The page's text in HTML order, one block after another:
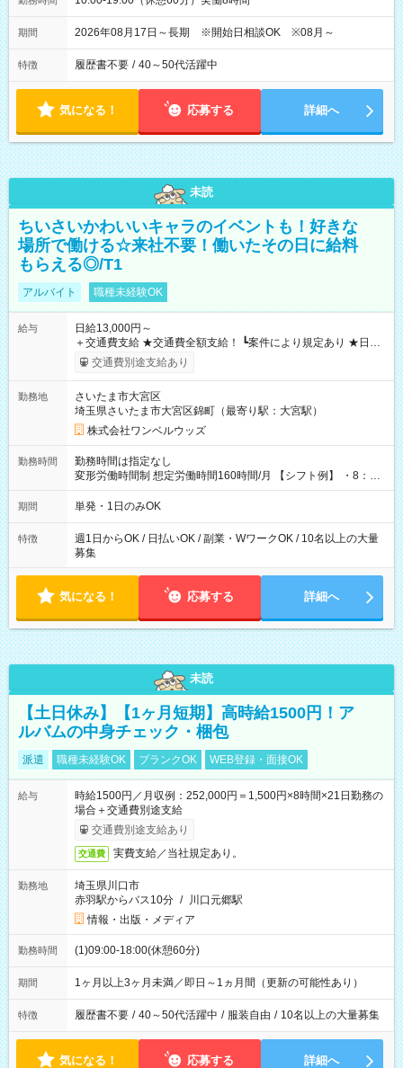
期間 2026年08月17日～長期 ※開始日相談OK ※08月～
特徴 履歴書不要 / 40～50代活躍中
気になる！ 応募する 詳細へ
未読
ちいさいかわいいキャラのイベントも！好きな
場所で働ける☆来社不要！働いたその日に給料
もらえる◎/T1
アルバイト 職種未経験OK
給与
日給13,000円～
＋交通費支給 ★交通費全額支給！ ┗案件により規定あり ★日払
いOK！（規定あり） ┗働いたその日に現金GET♪ お仕事後はコ
ンビニATMから 日払い分を引き落とせます！ 【試用期間】試
交通費別途支給あり
勤務地
さいたま市大宮区
埼玉県さいたま市大宮区錦町（最寄り駅：大宮駅）
株式会社ワンベルウッズ
勤務時間
勤務時間は指定なし
変形労働時間制 想定労働時間160時間/月 【シフト例】 ・8：00
～21：00
期間 単発・1日のみOK
特徴
週1日からOK / 日払いOK / 副業・WワークOK / 10名以上の大量
募集
気になる！ 応募する 詳細へ
未読
【土日休み】【1ヶ月短期】高時給1500円！ア
ルバムの中身チェック・梱包
派遣 職種未経験OK ブランクOK WEB登録・面接OK
給与
時給1500円／月収例：252,000円＝1,500円×8時間×21日勤務の
場合＋交通費別途支給
交通費別途支給あり
交通費 実費支給／当社規定あり。
勤務地
埼玉県川口市
赤羽駅からバス10分 / 川口元郷駅
情報・出版・メディア
勤務時間 (1)09:00-18:00(休憩60分)
期間 1ヶ月以上3ヶ月未満／即日～1ヵ月間（更新の可能性あり）
特徴 履歴書不要 / 40～50代活躍中 / 服装自由 / 10名以上の大量募集
気になる！ 応募する 詳細へ